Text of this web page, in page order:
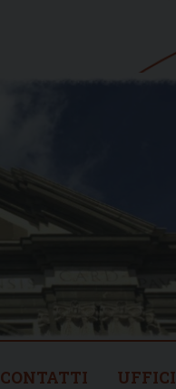
CONTATTI UFFICI